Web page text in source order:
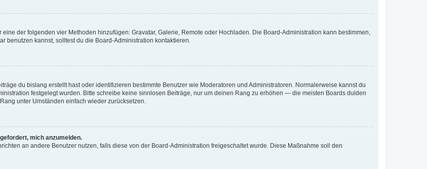
eine der folgenden vier Methoden hinzufügen: Gravatar, Galerie, Remote oder Hochladen. Die Board-Administration kann bestimmen,
benutzen kannst, solltest du die Board-Administration kontaktieren.
du bislang erstellt hast oder identifizieren bestimmte Benutzer wie Moderatoren und Administratoren. Normalerweise kannst du
festgelegt wurden. Bitte schreibe keine sinnlosen Beiträge, nur um deinen Rang zu erhöhen — die meisten Boards dulden
unter Umständen einfach wieder zurücksetzen.
mich anzumelden.
an andere Benutzer nutzen, falls diese von der Board-Administration freigeschaltet wurde. Diese Maßnahme soll den